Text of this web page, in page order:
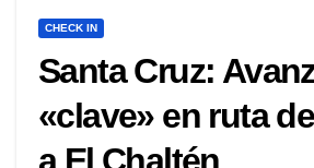
CHECK IN
Santa Cruz:
«clave» en ruta